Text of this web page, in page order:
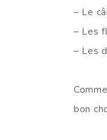
– Le
– Les
– Les
bon